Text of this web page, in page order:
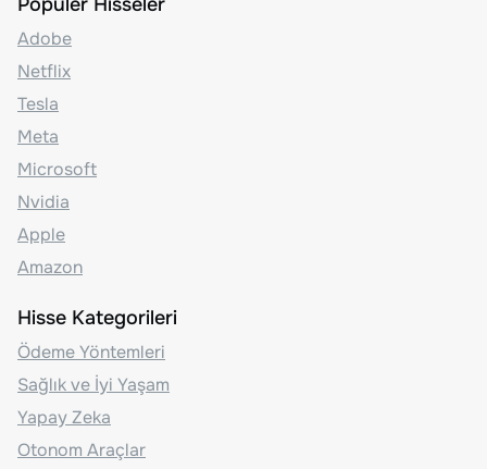
Adobe
Netflix
Tesla
Meta
Microsoft
Nvidia
Apple
Amazon
Hisse Kategorileri
Ödeme Yöntemleri
Sağlık ve İyi Yaşam
Yapay Zeka
Otonom Araçlar